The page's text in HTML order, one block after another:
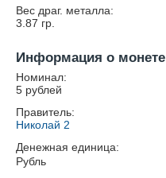
Вес драг. металла:
3.87 гр.
Информация о монете
Номинал:
5 рублей
Правитель:
Николай 2
Денежная единица:
Рубль